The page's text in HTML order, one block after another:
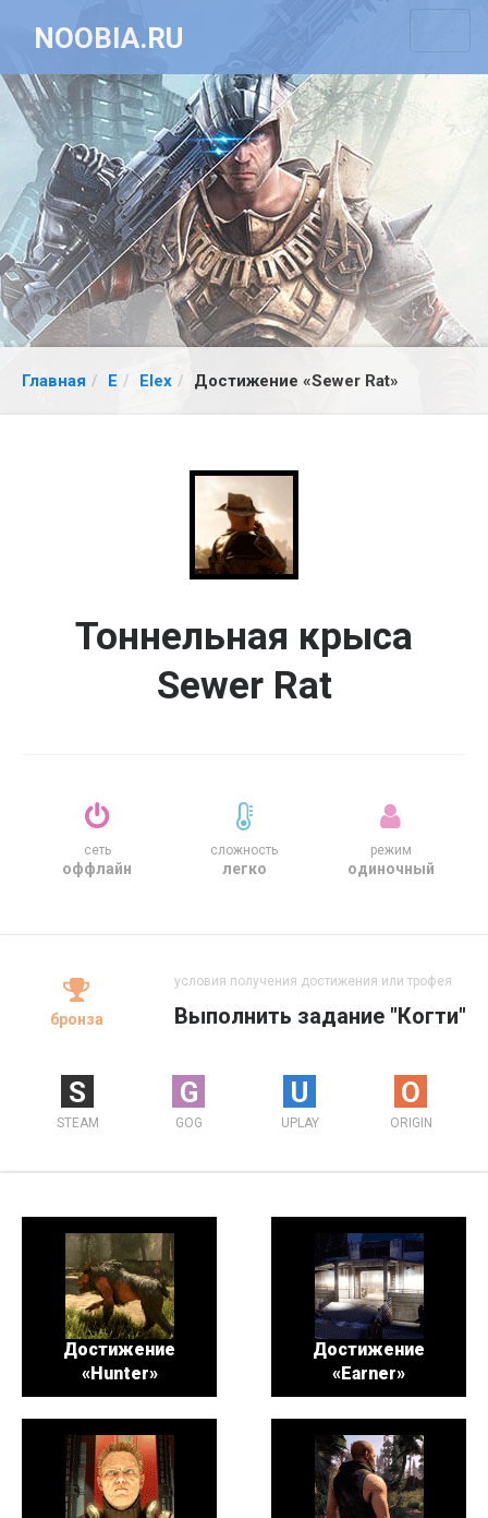
NOOBIA.RU
Главная E Elex Достижение «Sewer Rat»
Тоннельная крыса
Sewer Rat
сеть
оффлайн
сложность
легко
режим
одиночный
бронза
условия получения достижения или трофея
Выполнить задание "Когти"
S
STEAM
G
GOG
U
UPLAY
O
ORIGIN
Достижение
«Hunter»
Достижение
«Earner»